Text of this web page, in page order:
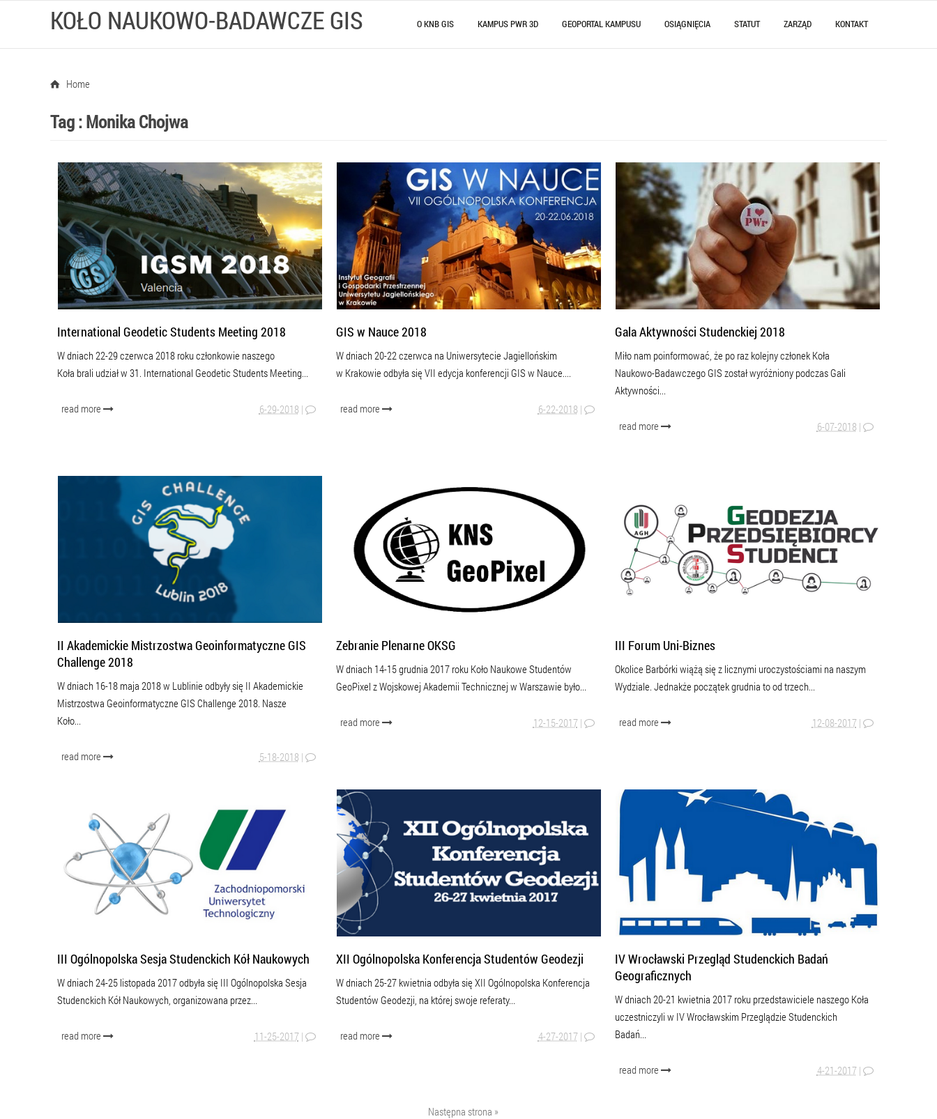
KOŁO NAUKOWO-BADAWCZE GIS O KNB GIS KAMPUS PWR 3D GEOPORTAL KAMPUSU OSIĄGNIĘCIA STATUT ZARZĄD KONTAKT
Home
Tag :Monika Chojwa
International Geodetic Students Meeting 2018
W dniach 22-29 czerwca 2018 roku członkowie naszego
Koła brali udział w 31. International Geodetic Students Meeting...
read more 6-29-2018 |
GIS w Nauce 2018
W dniach 20-22 czerwca na Uniwersytecie Jagiellońskim
w Krakowie odbyła się VII edycja konferencji GIS w Nauce....
read more 6-22-2018 |
Gala Aktywności Studenckiej 2018
Miło nam poinformować, że po raz kolejny członek Koła
Naukowo-Badawczego GIS został wyróżniony podczas Gali
Aktywności...
read more 6-07-2018 |
II Akademickie Mistrzostwa Geoinformatyczne GIS
Challenge 2018
W dniach 16-18 maja 2018 w Lublinie odbyły się II Akademickie
Mistrzostwa Geoinformatyczne GIS Challenge 2018. Nasze
Koło...
read more 5-18-2018 |
Zebranie Plenarne OKSG
W dniach 14-15 grudnia 2017 roku Koło Naukowe Studentów
GeoPixel z Wojskowej Akademii Technicznej w Warszawie było...
read more 12-15-2017 |
III Forum Uni-Biznes
Okolice Barbórki wiążą się z licznymi uroczystościami na naszym
Wydziale. Jednakże początek grudnia to od trzech...
read more 12-08-2017 |
III Ogólnopolska Sesja Studenckich Kół Naukowych
W dniach 24-25 listopada 2017 odbyła się III Ogólnopolska Sesja
Studenckich Kół Naukowych, organizowana przez...
read more 11-25-2017 |
XII Ogólnopolska Konferencja Studentów Geodezji
W dniach 25-27 kwietnia odbyła się XII Ogólnopolska Konferencja
Studentów Geodezji, na której swoje referaty...
read more 4-27-2017 |
IV Wrocławski Przegląd Studenckich Badań
Geograficznych
W dniach 20-21 kwietnia 2017 roku przedstawiciele naszego Koła
uczestniczyli w IV Wrocławskim Przeglądzie Studenckich
Badań...
read more 4-21-2017 |
Następna strona »